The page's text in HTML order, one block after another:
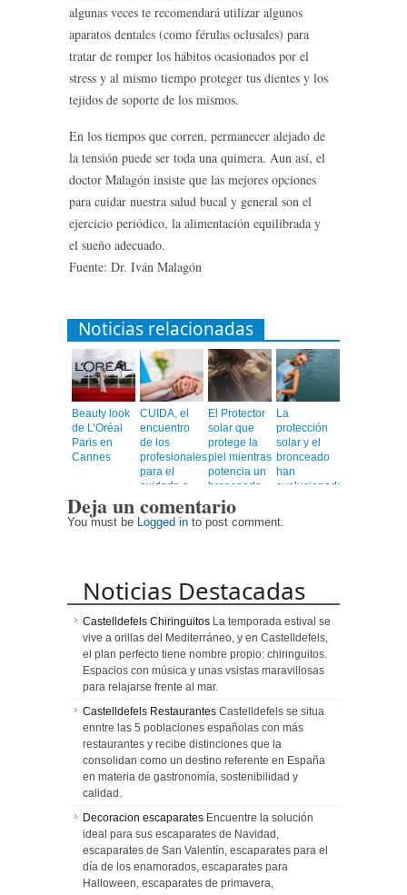
algunas veces te recomendará utilizar algunos
aparatos dentales (como férulas oclusales) para
tratar de romper los hábitos ocasionados por el
stress y al mismo tiempo proteger tus dientes y los
tejidos de soporte de los mismos.
En los tiempos que corren, permanecer alejado de
la tensión puede ser toda una quimera. Aun así, el
doctor Malagón insiste que las mejores opciones
para cuidar nuestra salud bucal y general son el
ejercicio periódico, la alimentación equilibrada y
el sueño adecuado.
Fuente: Dr. Iván Malagón
Noticias relacionadas
Beauty look
de L’Oréal
Paris en
Cannes
CUIDA, el
encuentro
de los
profesionales
para el
cuidado a
mayores
El Protector
solar que
protege la
piel mientras
potencia un
bronceado
más rápido,
uniforme y
duradero
La
protección
solar y el
bronceado
han
evolucionado
Deja un comentario
You must be Logged in to post comment.
Noticias Destacadas
Castelldefels Chiringuitos La temporada estival se
vive a orillas del Mediterráneo, y en Castelldefels,
el plan perfecto tiene nombre propio: chiringuitos.
Espacios con música y unas vsistas maravillosas
para relajarse frente al mar.
Castelldefels Restaurantes Castelldefels se situa
enntre las 5 poblaciones españolas con más
restaurantes y recibe distinciones que la
consolidan como un destino referente en España
en materia de gastronomía, sostenibilidad y
calidad.
Decoracion escaparates Encuentre la solución
ideal para sus escaparates de Navidad,
escaparates de San Valentín, escaparates para el
día de los enamorados, escaparates para
Halloween, escaparates de primavera,